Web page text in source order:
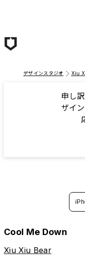
デザインスタジオ Xiu
申し
ザイ
Cool Me Down
Xiu Xiu Bear